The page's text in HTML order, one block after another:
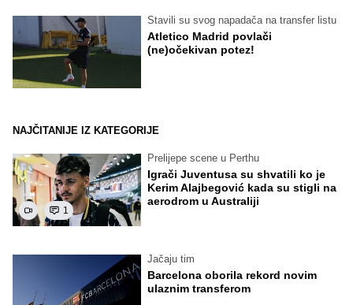
Stavili su svog napadača na transfer listu
Atletico Madrid povlači
(ne)očekivan potez!
NAJČITANIJE IZ KATEGORIJE
1
Prelijepe scene u Perthu
Igrači Juventusa su shvatili ko je
Kerim Alajbegović kada su stigli na
aerodrom u Australiji
Jačaju tim
Barcelona oborila rekord novim
ulaznim transferom